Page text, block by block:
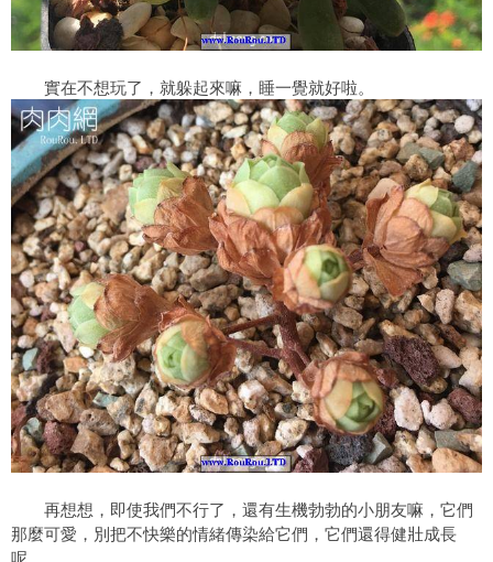
實在不想玩了，就躲起來嘛，睡一覺就好啦。
再想想，即使我們不行了，還有生機勃勃的小朋友嘛，它們
那麼可愛，別把不快樂的情緒傳染給它們，它們還得健壯成長
呢。